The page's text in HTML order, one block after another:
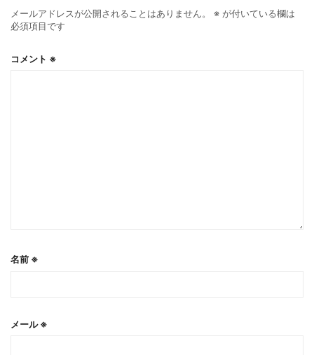
メールアドレスが公開されることはありません。 ※ が付いている欄は
必須項目です
コメント ※
名前 ※
メール※